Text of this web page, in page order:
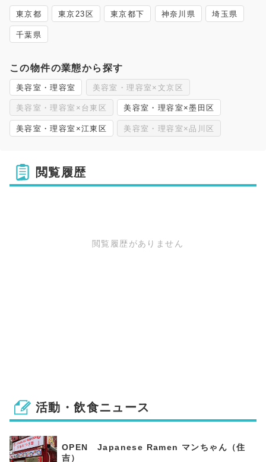
東京都 東京23区 東京都下 神奈川県 埼玉県
千葉県
この物件の業態から探す
美容室・理容室 美容室・理容室×文京区
美容室・理容室×台東区 美容室・理容室×墨田区
美容室・理容室×江東区 美容室・理容室×品川区
閲覧履歴
閲覧履歴がありません
活動・飲食ニュース
OPEN Japanese Ramen マンちゃん（住
吉）